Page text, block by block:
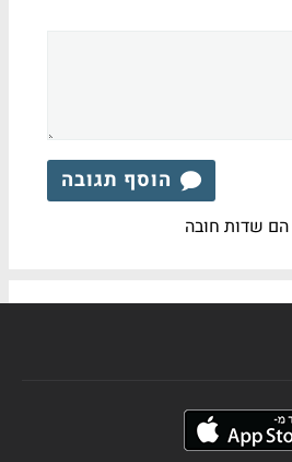
הוסף תגובה
הם שדות חובה